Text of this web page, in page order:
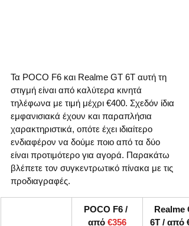
Τα POCO F6 και Realme GT 6T αυτή τη
στιγμή είναι από καλύτερα κινητά
τηλέφωνα με τιμή μέχρι €400. Σχεδόν ίδια
εμφανισιακά έχουν και παραπλήσια
χαρακτηριστικά, οπότε έχει ιδιαίτερο
ενδιαφέρον να δούμε ποιο από τα δύο
είναι προτιμότερο για αγορά. Παρακάτω
βλέπετε τον συγκεντρωτικό πίνακα με τις
προδιαγραφές.
POCO F6 /
από €356
Realme
6T / από